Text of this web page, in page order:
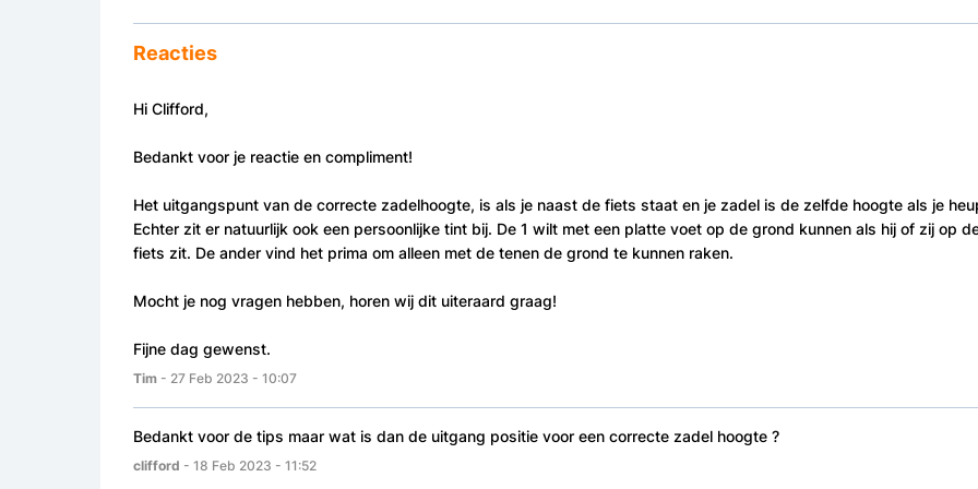
Reacties
Hi Clifford,
Bedankt voor je reactie en compliment!
Het uitgangspunt van de correcte zadelhoogte, is als je naast de fiets staat en je zadel is de zelfde hoogte als je
Echter zit er natuurlijk ook een persoonlijke tint bij. De 1 wilt met een platte voet op de grond kunnen als hij of zij op
fiets zit. De ander vind het prima om alleen met de tenen de grond te kunnen raken.
Mocht je nog vragen hebben, horen wij dit uiteraard graag!
Fijne dag gewenst.
Tim - 27 Feb 2023 - 10:07
Bedankt voor de tips maar wat is dan de uitgang positie voor een correcte zadel hoogte ?
clifford - 18 Feb 2023 - 11:52